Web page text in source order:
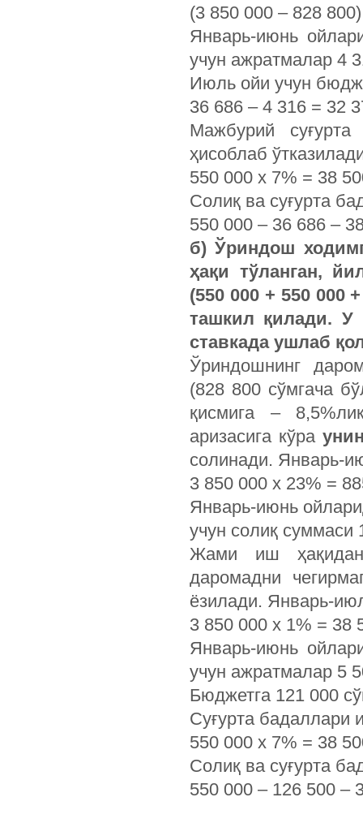
(3 850 000 – 828
Январь-июнь
учун ажратмалар 4
Июль ойи учун
36 686 – 4 316 = 32
Мажбурий
ҳисоблаб
550 000 х 7% = 38
Солиқ ва суғурта
550 000 – 36 686 –
б) Ўриндош
ҳақи тўланган,
(550 000 + 550 000
ташкил қилади. У
ставкада ушлаб
Ўриндошнинг
(828 800 сўмгача
қисмига –
аризасига кўра
солинади. Январь-
3 850 000 х 23% =
Январь-июнь
учун солиқ суммаси
Жами иш ҳақидан
даромадни
ёзилади. Январь-
3 850 000 х 1% = 38
Январь-июнь
учун ажратмалар 5
Бюджетга 121 000
Суғурта бадаллари
550 000 х 7% = 38
Солиқ ва суғурта
550 000 – 126 500 –